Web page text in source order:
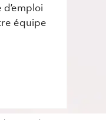
équipe